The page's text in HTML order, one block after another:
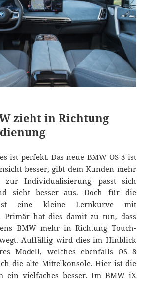
zieht in Richtung
ist perfekt. Dasneue BMW OS 8 ist
besser, gibt dem Kunden mehr
zur Individualisierung, passt sich
sieht besser aus. Doch für die
ist eine kleine Lernkurve mit
Primär hat dies damit zu tun, dass
BMW mehr in Richtung Touch-
Auffällig wird dies im Hinblick
Modell, welches ebenfalls OS 8
die alte Mittelkonsole. Hier ist die
ein vielfaches besser. Im BMW iX